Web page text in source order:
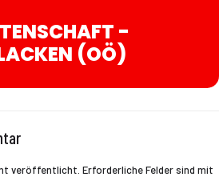
-
(OÖ)
veröffentlicht. Erforderliche Felder sind mit